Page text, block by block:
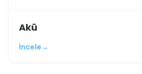
Akü
İncele →